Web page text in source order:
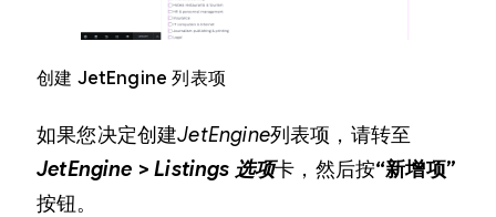
创建 JetEngine 列表项
如果您决定创建JetEngine列表项，请转至
JetEngine > Listings 选项卡，然后按“新增项”
按钮。